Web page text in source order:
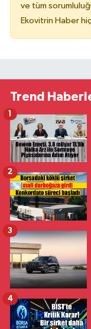
ve tüm
Ekovitrin Haber
Trend
1
2
3
4